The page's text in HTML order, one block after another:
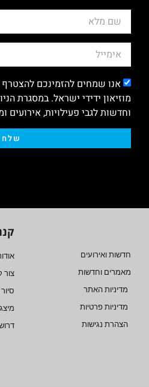
אנו שמחים להזמינכם להצטרף
מוזיאון ידידי ישראל. במסגרת
וחדשות לגבי פעילויות, אירועים
שלח
חדשות ואירועים
מאמרים וחדשות
מדיניות האתר
מדיניות פרטיות
הצהרת נגישות
צור